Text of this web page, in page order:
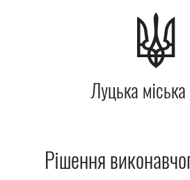
Про місто
Міська влада
Міська рада
Публічна
Луцька
Рішення